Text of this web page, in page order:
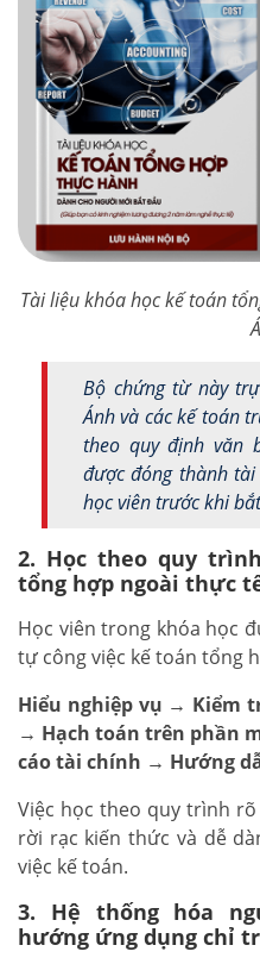
Tài liệu khóa học kế toán
Bộ chứng từ này
Ánh và các kế toán
theo quy định văn
được đóng thành
học viên trước khi
2. Học theo quy
tổng hợp ngoài thực
Học viên trong khóa học
tự công việc kế toán tổng
Hiểu nghiệp vụ → Kiểm
→ Hạch toán trên phần
cáo tài chính → Hướng
Việc học theo quy trình
rời rạc kiến thức và dễ
việc kế toán.
3. Hệ thống hóa
hướng ứng dụng chỉ